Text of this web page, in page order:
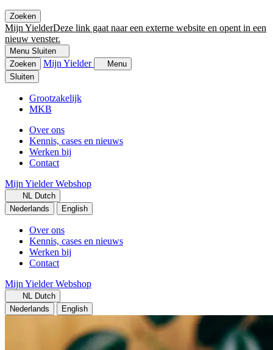
Zoeken
Mijn YielderDeze link gaat naar een externe website en opent in een
nieuw venster.
Menu Sluiten
Zoeken
Mijn Yielder
Menu
Sluiten
Grootzakelijk
MKB
Over ons
Kennis, cases en nieuws
Werken bij
Contact
Mijn Yielder Webshop
NL Dutch
Nederlands
English
Over ons
Kennis, cases en nieuws
Werken bij
Contact
Mijn Yielder Webshop
NL Dutch
Nederlands
English